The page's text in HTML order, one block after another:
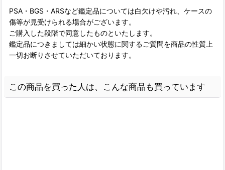
PSA・BGS・ARSなど鑑定品については白欠けや汚れ、ケースの
傷等が見受けられる場合がございます。
ご購入した段階で同意したものといたします。
鑑定品につきましては細かい状態に関するご質問を商品の性質上
一切お断りさせていただいております。
この商品を買った人は、こんな商品も買っています